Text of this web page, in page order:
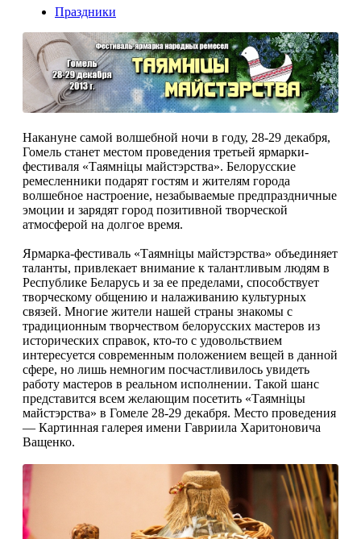
Праздники
Накануне самой волшебной ночи в году, 28-29 декабря,
Гомель станет местом проведения третьей ярмарки-
фестиваля «Таямнiцы майстэрства». Белорусские
ремесленники подарят гостям и жителям города
волшебное настроение, незабываемые предпраздничные
эмоции и зарядят город позитивной творческой
атмосферой на долгое время.
Ярмарка-фестиваль «Таямнiцы майстэрства» объединяет
таланты, привлекает внимание к талантливым людям в
Республике Беларусь и за ее пределами, способствует
творческому общению и налаживанию культурных
связей. Многие жители нашей страны знакомы с
традиционным творчеством белорусских мастеров из
исторических справок, кто-то с удовольствием
интересуется современным положением вещей в данной
сфере, но лишь немногим посчастливилось увидеть
работу мастеров в реальном исполнении. Такой шанс
представится всем желающим посетить «Таямнiцы
майстэрства» в Гомеле 28-29 декабря. Место проведения
— Картинная галерея имени Гавриила Харитоновича
Ващенко.